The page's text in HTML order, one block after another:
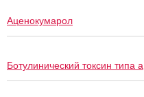
Аценокумарол
Ботулинический токсин типа a